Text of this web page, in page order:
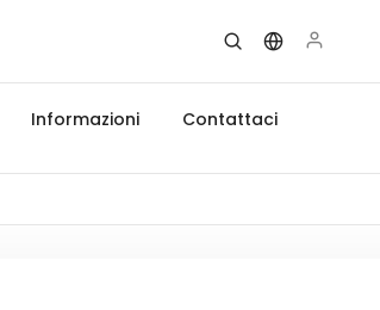
Informazioni Contattaci